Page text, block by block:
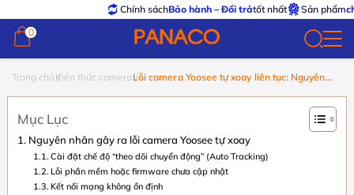
Chính sáchBảo hành – Đổi trảtốt nhất Sản phẩmchính
0
0
Trang chủ Kiến thức camera Lỗi camera Yoosee tự xoay liên tục: Nguyên
Mục Lục
Nguyên nhân gây ra lỗi camera Yoosee tự xoay
Cài đặt chế độ “theo dõi chuyển động” (Auto Tracking)
Lỗi phần mềm hoặc firmware chưa cập nhật
Kết nối mạng không ổn định